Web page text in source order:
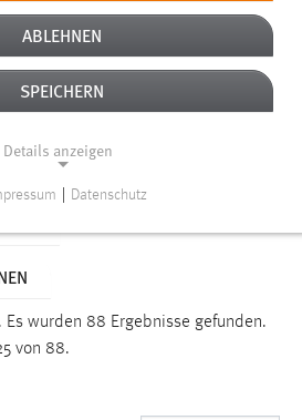
Es wurden 88 Ergebnisse gefunden.
von 88.
ABLEHNEN
SPEICHERN
Details anzeigen
für die einwandfreie Funktion der
Datenschutz